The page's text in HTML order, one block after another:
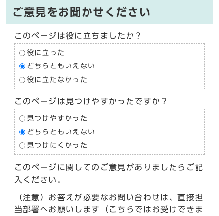
ご意見をお聞かせください
このページは役に立ちましたか？
役に立った
どちらともいえない
役に立たなかった
このページは見つけやすかったですか？
見つけやすかった
どちらともいえない
見つけにくかった
このページに関してのご意見がありましたらご記
入ください。
（注意）お答えが必要なお問い合わせは、直接担
当部署へお願いします（こちらではお受けできま